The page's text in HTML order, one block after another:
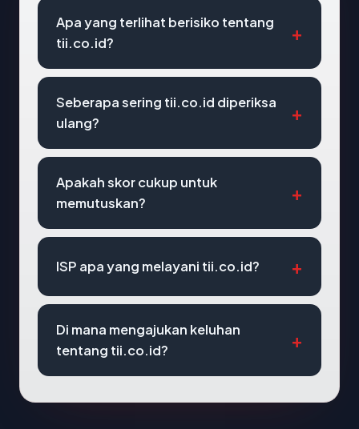
Apa yang terlihat berisiko tentang
tii.co.id?
Seberapa sering tii.co.id diperiksa
ulang?
Apakah skor cukup untuk
memutuskan?
ISP apa yang melayani tii.co.id?
Di mana mengajukan keluhan
tentang tii.co.id?